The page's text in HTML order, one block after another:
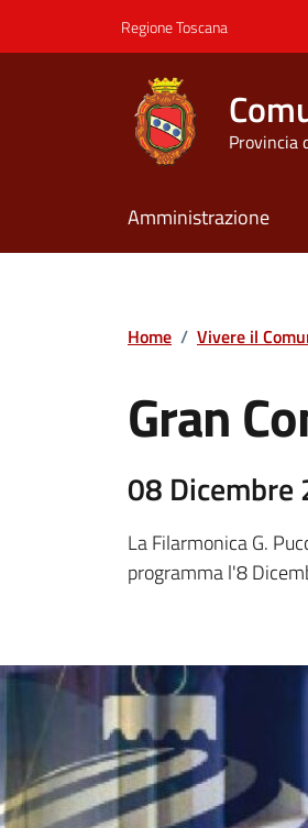
Regione Toscana
Provincia
Amministrazione
Home / Vivere il
Gran
08 Dicembre
La Filarmonica G.
programma l'8